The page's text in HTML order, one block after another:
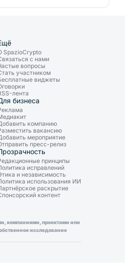
SpazioCrypto
с нами
вопросы
участником
виджеты
лента
бизнеса
компанию
вакансию
мероприятие
пресс-релиз
принципы
исправлений
и независимость
использования ИИ
раскрытие
контент
компаниями, проектами или
исследование